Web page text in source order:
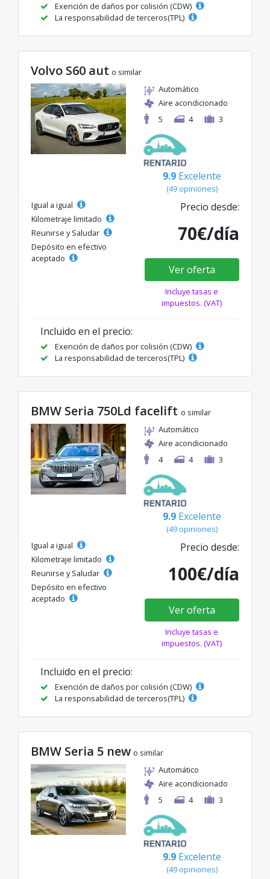
Exención de daños por colisión (CDW)
La responsabilidad de terceros(TPL)
Volvo S60 aut o similar
Automático
Aire acondicionado
5
4 3
9.9 Excelente
(49 opiniones)
Igual a igual
Kilometraje limitado
Reunirse y Saludar
Depósito en efectivo
aceptado
Precio desde:
70€/día
Ver oferta
Incluye tasas e
impuestos. (VAT)
Incluido en el precio:
Exención de daños por colisión (CDW)
La responsabilidad de terceros(TPL)
BMW Seria 750Ld facelift o similar
Automático
Aire acondicionado
4
4 3
9.9 Excelente
(49 opiniones)
Igual a igual
Kilometraje limitado
Reunirse y Saludar
Depósito en efectivo
aceptado
Precio desde:
100€/día
Ver oferta
Incluye tasas e
impuestos. (VAT)
Incluido en el precio:
Exención de daños por colisión (CDW)
La responsabilidad de terceros(TPL)
BMW Seria 5 new o similar
Automático
Aire acondicionado
5
4 3
9.9 Excelente
(49 opiniones)